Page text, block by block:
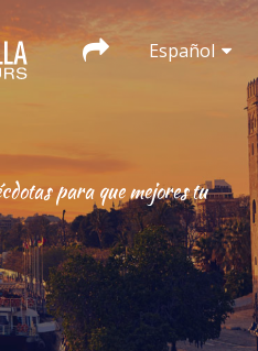
Español
para que mejores tu